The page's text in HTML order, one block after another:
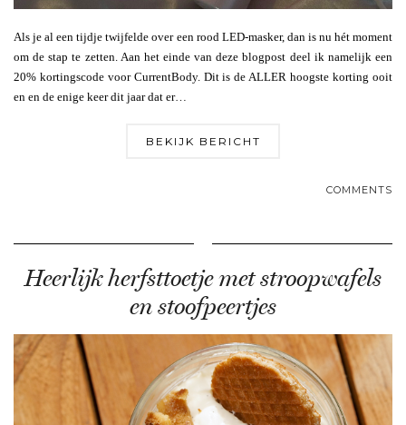
Als je al een tijdje twijfelde over een rood LED-masker, dan is nu hét moment
om de stap te zetten. Aan het einde van deze blogpost deel ik namelijk een
20% kortingscode voor CurrentBody. Dit is de ALLER hoogste korting ooit
en en de enige keer dit jaar dat er…
BEKIJK BERICHT
COMMENTS
Heerlijk herfsttoetje met stroopwafels
en stoofpeertjes